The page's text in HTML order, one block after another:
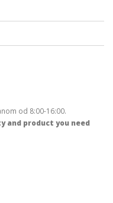
od 8:00-16:00.
and product you need